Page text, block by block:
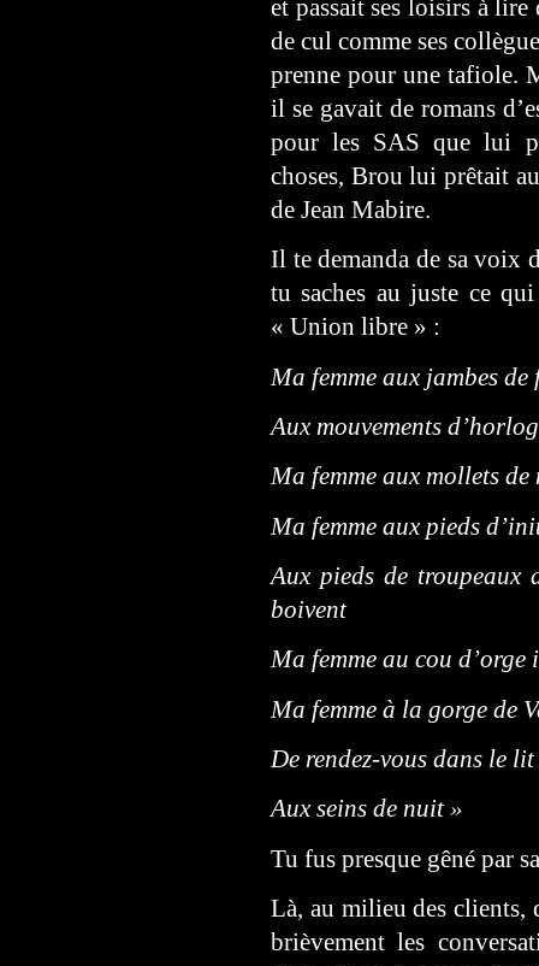
et passait ses loisirs à lire
de cul comme ses
prenne pour une tafiole.
il se gavait de romans
pour les SAS que lui
choses, Brou lui prêtait
de Jean Mabire.
Il te demanda de sa voix
tu saches au juste ce
« Union libre » :
Ma femme aux jambes de
Aux mouvements
Ma femme aux mollets de
Ma femme aux pieds
Aux pieds de troupeaux
boivent
Ma femme au cou d’orge
Ma femme à la gorge de
De rendez-vous dans le
Aux seins de nuit »
Tu fus presque gêné par
Là, au milieu des
brièvement les